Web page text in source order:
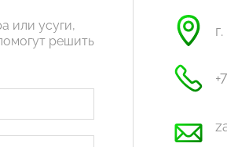
или усуги,
решить